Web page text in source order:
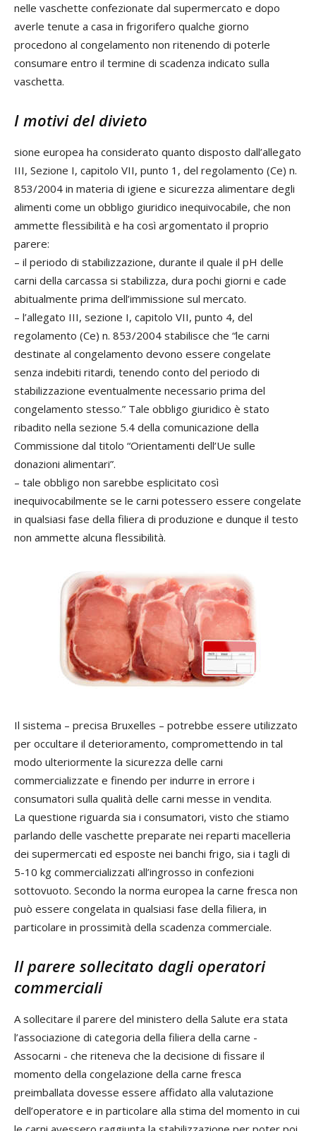
nelle vaschette confezionate dal supermercato e dopo
averle tenute a casa in frigorifero qualche giorno
procedono al congelamento non ritenendo di poterle
consumare entro il termine di scadenza indicato sulla
vaschetta.
I motivi del divieto
sione europea ha considerato quanto disposto dall’allegato
III, Sezione I, capitolo VII, punto 1, del regolamento (Ce) n.
853/2004 in materia di igiene e sicurezza alimentare degli
alimenti come un obbligo giuridico inequivocabile, che non
ammette flessibilità e ha così argomentato il proprio
parere:
– il periodo di stabilizzazione, durante il quale il pH delle
carni della carcassa si stabilizza, dura pochi giorni e cade
abitualmente prima dell’immissione sul mercato.
– l’allegato III, sezione I, capitolo VII, punto 4, del
regolamento (Ce) n. 853/2004 stabilisce che “le carni
destinate al congelamento devono essere congelate
senza indebiti ritardi, tenendo conto del periodo di
stabilizzazione eventualmente necessario prima del
congelamento stesso.” Tale obbligo giuridico è stato
ribadito nella sezione 5.4 della comunicazione della
Commissione dal titolo “Orientamenti dell’Ue sulle
donazioni alimentari”.
– tale obbligo non sarebbe esplicitato così
inequivocabilmente se le carni potessero essere congelate
in qualsiasi fase della filiera di produzione e dunque il testo
non ammette alcuna flessibilità.
Il sistema – precisa Bruxelles – potrebbe essere utilizzato
per occultare il deterioramento, compromettendo in tal
modo ulteriormente la sicurezza delle carni
commercializzate e finendo per indurre in errore i
consumatori sulla qualità delle carni messe in vendita.
La questione riguarda sia i consumatori, visto che stiamo
parlando delle vaschette preparate nei reparti macelleria
dei supermercati ed esposte nei banchi frigo, sia i tagli di
5-10 kg commercializzati all’ingrosso in confezioni
sottovuoto. Secondo la norma europea la carne fresca non
può essere congelata in qualsiasi fase della filiera, in
particolare in prossimità della scadenza commerciale.
Il parere sollecitato dagli operatori
commerciali
A sollecitare il parere del ministero della Salute era stata
l’associazione di categoria della filiera della carne -
Assocarni - che riteneva che la decisione di fissare il
momento della congelazione della carne fresca
preimballata dovesse essere affidato alla valutazione
dell’operatore e in particolare alla stima del momento in cui